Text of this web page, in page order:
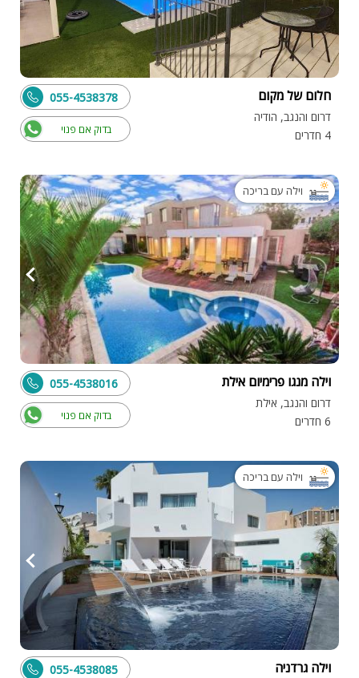
חלום של מקום
דרום והנגב, הודיה
4 חדרים
בדוק אם פנוי
055-4538378
וילה עם בריכה
וילה מנגו פרימיום אילת
דרום והנגב, אילת
6 חדרים
בדוק אם פנוי
055-4538016
וילה עם בריכה
וילה גרדניה 055-4538085